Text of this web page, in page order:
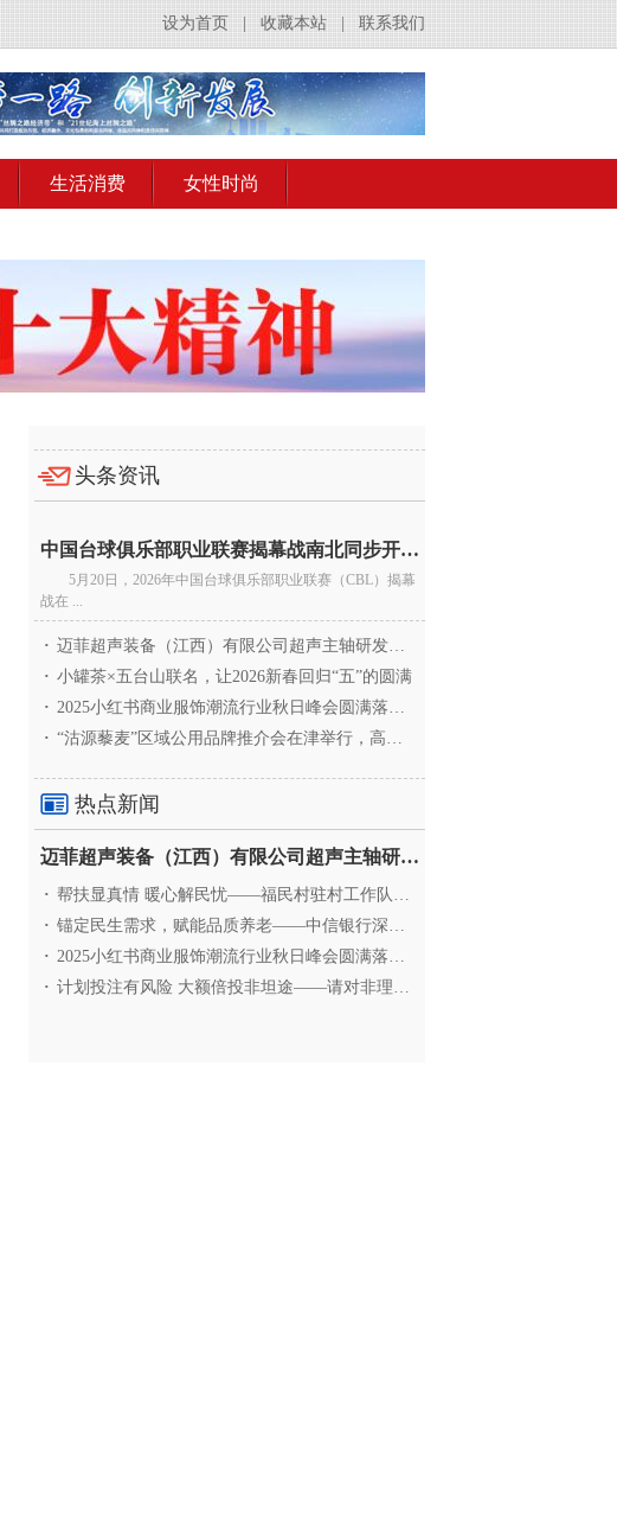
联系我们
收藏本站
设为首页
生活消费 女性时尚
头条资讯
中国台球俱乐部职业联赛揭幕战南北同步开杆 首届CBL
5月20日，2026年中国台球俱乐部职业联赛（CBL）揭幕
战在 ...
· 迈菲超声装备（江西）有限公司超声主轴研发和生产项
· 小罐茶×五台山联名，让2026新春回归“五”的圆满
· 2025小红书商业服饰潮流行业秋日峰会圆满落幕，携手
· “沽源藜麦”区域公用品牌推介会在津举行，高蛋白产业
热点新闻
迈菲超声装备（江西）有限公司超声主轴研发和生产项
· 帮扶显真情 暖心解民忧——福民村驻村工作队与村委心系
· 锚定民生需求，赋能品质养老——中信银行深圳分行养老
· 2025小红书商业服饰潮流行业秋日峰会圆满落幕，携手
· 计划投注有风险 大额倍投非坦途——请对非理性购彩说“